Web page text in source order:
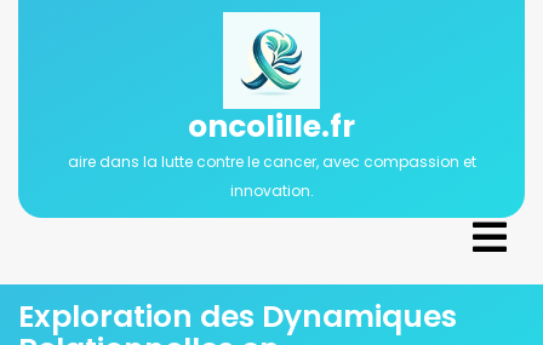
oncolille.fr
aire dans la lutte contre le cancer, avec compassion et
innovation.
Exploration des Dynamiques